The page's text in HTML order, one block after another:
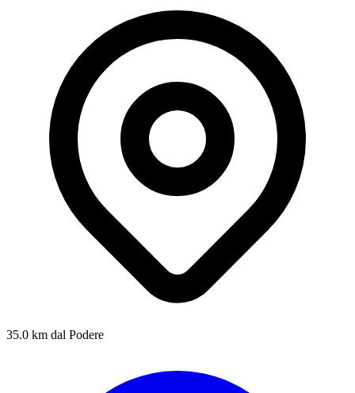
35.0 km dal Podere